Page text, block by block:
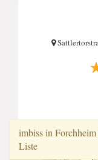
imbiss in
Liste